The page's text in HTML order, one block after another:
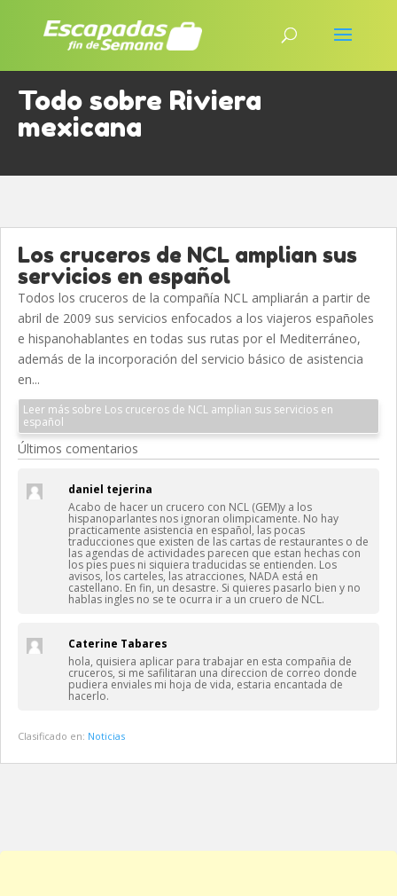
Todo sobre Riviera
mexicana
Los cruceros de NCL amplian sus
servicios en español
Todos los cruceros de la compañía NCL ampliarán a partir de
abril de 2009 sus servicios enfocados a los viajeros españoles
e hispanohablantes en todas sus rutas por el Mediterráneo,
además de la incorporación del servicio básico de asistencia
en...
Leer más sobre Los cruceros de NCL amplian sus servicios en
español
Últimos comentarios
daniel tejerina
Acabo de hacer un crucero con NCL (GEM)y a los
hispanoparlantes nos ignoran olimpicamente. No hay
practicamente asistencia en español, las pocas
traducciones que existen de las cartas de restaurantes o de
las agendas de actividades parecen que estan hechas con
los pies pues ni siquiera traducidas se entienden. Los
avisos, los carteles, las atracciones, NADA está en
castellano. En fin, un desastre. Si quieres pasarlo bien y no
hablas ingles no se te ocurra ir a un cruero de NCL.
Caterine Tabares
hola, quisiera aplicar para trabajar en esta compañia de
cruceros, si me safilitaran una direccion de correo donde
pudiera enviales mi hoja de vida, estaria encantada de
hacerlo.
Clasificado en: Noticias